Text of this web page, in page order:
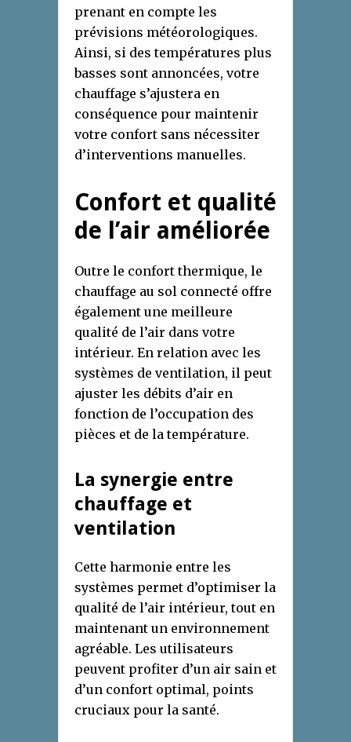
prenant en compte les
prévisions météorologiques.
Ainsi, si des températures plus
basses sont annoncées, votre
chauffage s’ajustera en
conséquence pour maintenir
votre confort sans nécessiter
d’interventions manuelles.
Confort et qualité
de l’air améliorée
Outre le confort thermique, le
chauffage au sol connecté offre
également une meilleure
qualité de l’air dans votre
intérieur. En relation avec les
systèmes de ventilation, il peut
ajuster les débits d’air en
fonction de l’occupation des
pièces et de la température.
La synergie entre
chauffage et
ventilation
Cette harmonie entre les
systèmes permet d’optimiser la
qualité de l’air intérieur, tout en
maintenant un environnement
agréable. Les utilisateurs
peuvent profiter d’un air sain et
d’un confort optimal, points
cruciaux pour la santé.